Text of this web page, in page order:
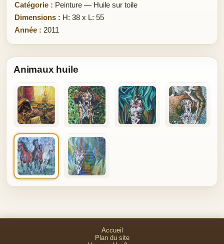
Catégorie : Peinture — Huile sur toile
Dimensions : H: 38 x L: 55
Année : 2011
Animaux huile
Accueil
Plan du site